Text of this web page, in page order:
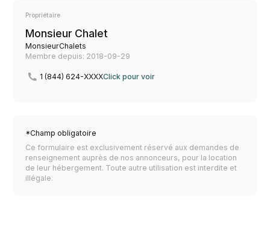
Propriétaire
Monsieur Chalet
MonsieurChalets
Membre depuis: 2018-09-29
1 (844) 624-XXXXClick pour voir
*Champ obligatoire
Ce formulaire est exclusivement réservé aux demandes de
renseignement auprès de nos annonceurs, pour la location
de leur hébergement. Toute autre utilisation est interdite et
illégale.